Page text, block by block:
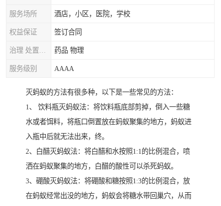
服务场所 酒店，小区，医院，学校
权益保证 签订合同
药品 物理
服务级别 AAAA
灭蚂蚁的方法有很多种，以下是一些常见的方法：
1、 饮料瓶灭蚂蚁法：将饮料瓶底部剪掉，倒入一些糖
水或者饵料，将瓶口倒置放在蚂蚁聚集的地方，蚂蚁进
入瓶中后就无法出来，终。
2、白醋灭蚂蚁法：将白醋和水按照1:1的比例混合，喷
洒在蚂蚁聚集的地方，白醋的酸性可以杀死蚂蚁。
3、硼酸灭蚂蚁法：将硼酸和糖按照1:3的比例混合，放
在蚂蚁经常出没的地方，蚂蚁会将糖水带回巢穴，从而